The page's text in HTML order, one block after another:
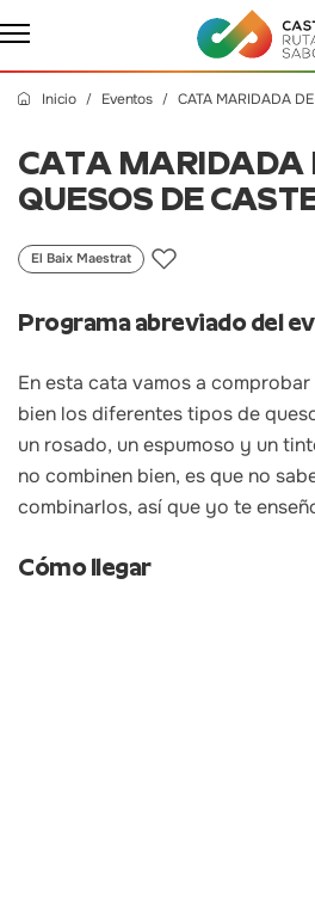
Inicio Eventos CATA MARIDADA
CATA MARIDADA
QUESOS DE
El Baix Maestrat
Programa abreviado del
En esta cata vamos a
bien los diferentes tipos de
un rosado, un espumoso y un
no combinen bien, es que no
combinarlos, así que yo te
Cómo llegar